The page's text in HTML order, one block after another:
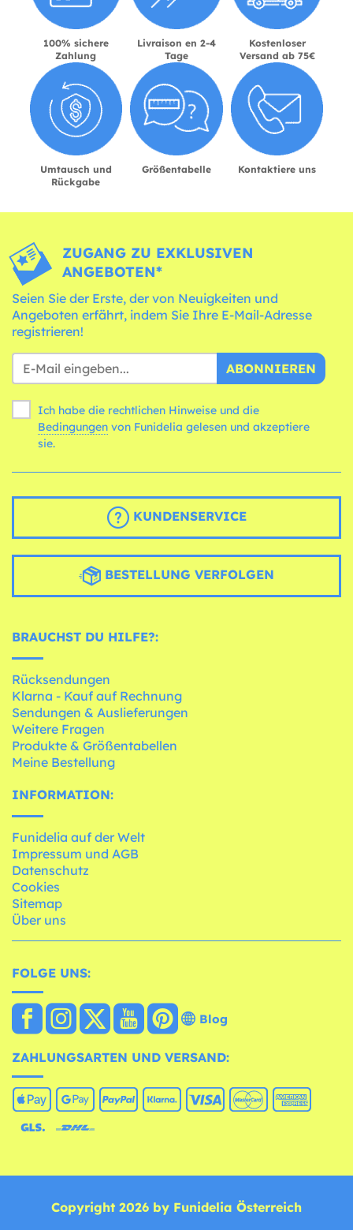
100% sichere
Zahlung
Livraison en 2-4
Tage
Kostenloser
Versand ab 75€
Umtausch und
Rückgabe
Größentabelle Kontaktiere uns
ZUGANG ZU EXKLUSIVEN
ANGEBOTEN*
Seien Sie der Erste, der von Neuigkeiten und
Angeboten erfährt, indem Sie Ihre E-Mail-Adresse
registrieren!
ABONNIEREN
Ich habe die rechtlichen Hinweise und die
Bedingungen
sie.
KUNDENSERVICE
BESTELLUNG VERFOLGEN
BRAUCHST DU HILFE?:
Rücksendungen
Klarna - Kauf auf Rechnung
Sendungen & Auslieferungen
Weitere Fragen
Produkte & Größentabellen
Meine Bestellung
INFORMATION:
Funidelia auf der Welt
Impressum und AGB
Datenschutz
Cookies
Sitemap
Über uns
FOLGE UNS:
Blog
ZAHLUNGSARTEN UND VERSAND:
Copyright 2026 by Funidelia Österreich